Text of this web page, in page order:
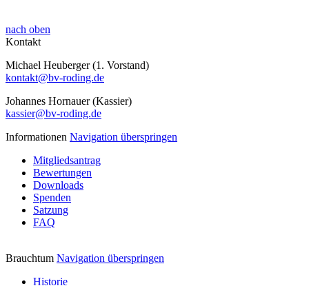
nach oben
Kontakt
Michael Heuberger (1. Vorstand)
kontakt@bv-roding.de
Johannes Hornauer (Kassier)
kassier@bv-roding.de
Informationen Navigation überspringen
Mitgliedsantrag
Bewertungen
Downloads
Spenden
Satzung
FAQ
Brauchtum Navigation überspringen
Historie